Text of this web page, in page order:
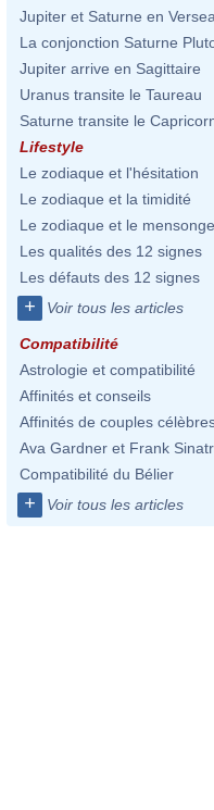
Jupiter et Saturne en
La conjonction Saturne
Jupiter arrive en Sagittaire
Uranus transite le Taureau
Saturne transite le
Lifestyle
Le zodiaque et l'hésitation
Le zodiaque et la timidité
Le zodiaque et le mensonge
Les qualités des 12 signes
Les défauts des 12 signes
+ Voir tous les articles
Compatibilité
Astrologie et compatibilité
Affinités et conseils
Affinités de couples
Ava Gardner et Frank
Compatibilité du Bélier
+ Voir tous les articles